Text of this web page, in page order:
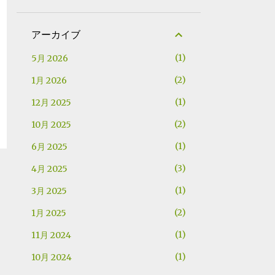
アーカイブ
5月 2026 1
1月 2026 2
12月 2025 1
10月 2025 2
6月 2025 1
4月 2025 3
3月 2025 1
1月 2025 2
11月 2024 1
10月 2024 1